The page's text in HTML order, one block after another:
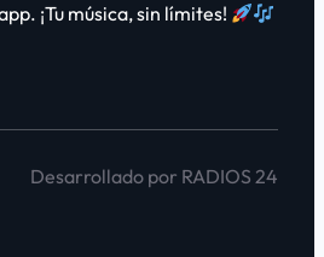
¡Tu música, sin límites!
Desarrollado por RADIOS 24